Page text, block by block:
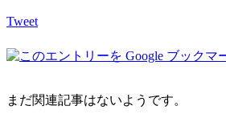
Tweet
まだ関連記事はないようです。